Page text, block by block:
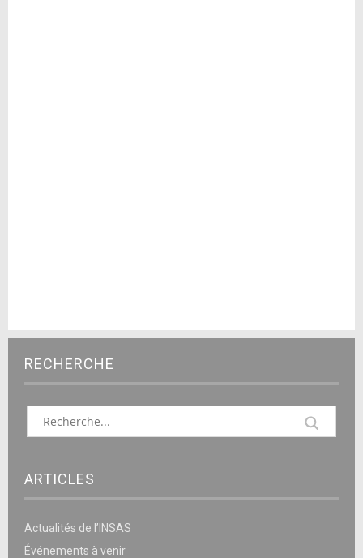
RECHERCHE
ARTICLES
Actualités de l’INSAS
Événements à venir